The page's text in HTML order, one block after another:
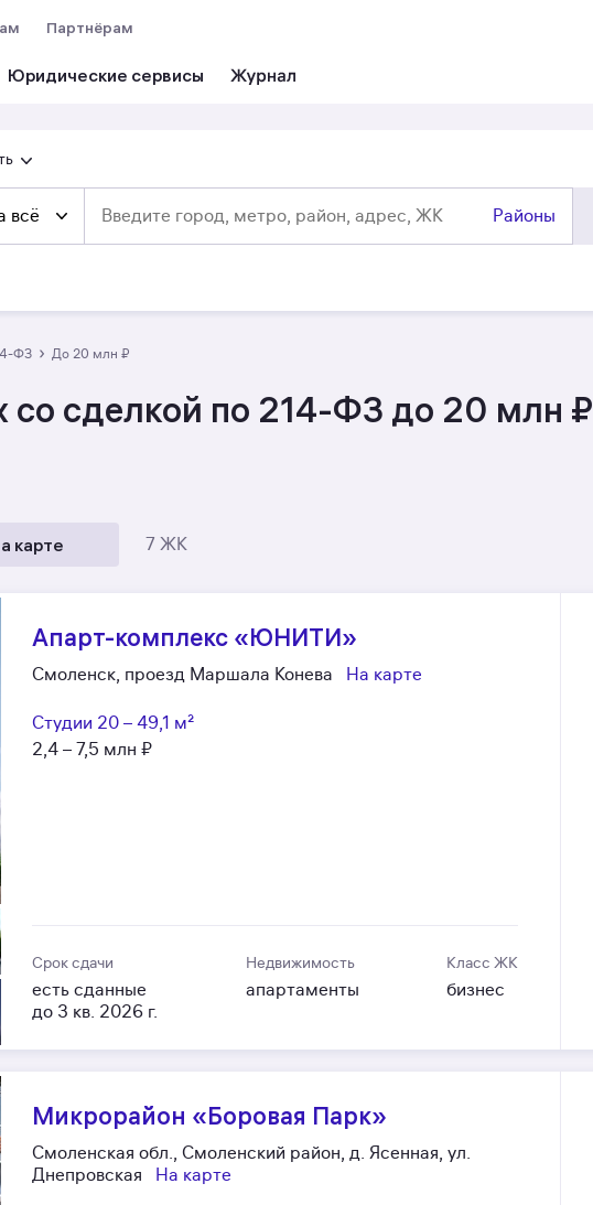
Юридические сервисы
Партнёрам
всё Районы
ФЗ › до 20 млн ₽
со сделкой по 214-ФЗ до 20 млн ₽
карте 7 ЖК
Апарт-комплекс «ЮНИТИ»
Смоленск, проезд Маршала Конева На карте
Студии 20 – 49,1 м²
2,4 – 7,5 млн ₽
Срок сдачи
есть сданные
до 3 кв. 2026 г.
Недвижимость
апартаменты
Класс ЖК
бизнес
Микрорайон «Боровая Парк»
Смоленская обл., Смоленский район, д. Ясенная, ул.
Днепровская
На карте